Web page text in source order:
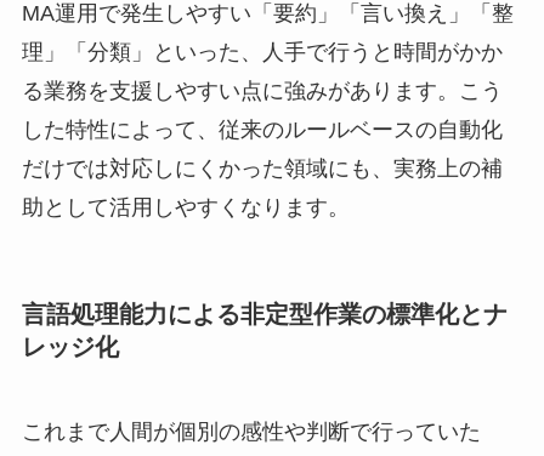
MA運用で発生しやすい「要約」「言い換え」「整
理」「分類」といった、人手で行うと時間がかか
る業務を支援しやすい点に強みがあります。こう
した特性によって、従来のルールベースの自動化
だけでは対応しにくかった領域にも、実務上の補
助として活用しやすくなります。
言語処理能力による非定型作業の標準化とナ
レッジ化
これまで人間が個別の感性や判断で行っていた